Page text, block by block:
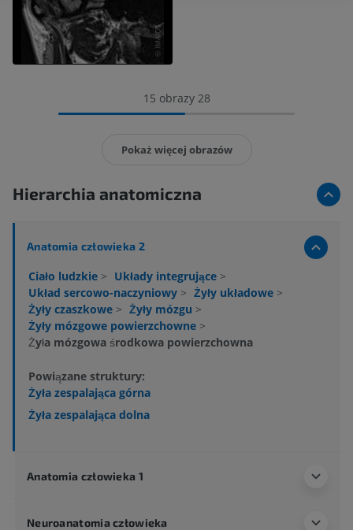
15 obrazy 28
Pokaż więcej obrazów
Hierarchia anatomiczna
Anatomia człowieka 2
Ciało ludzkie > Układy integrujące >
Układ sercowo-naczyniowy > Żyły układowe >
Żyły czaszkowe > Żyły mózgu >
Żyły mózgowe powierzchowne >
Żyła mózgowa środkowa powierzchowna
Powiązane struktury:
Żyła zespalająca górna
Żyła zespalająca dolna
Anatomia człowieka 1
Neuroanatomia człowieka